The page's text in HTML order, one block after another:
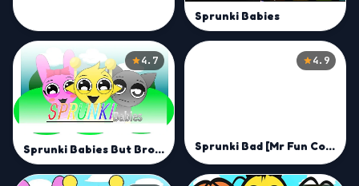
Sprunki Babies
4.7
Sprunki Babies But Broken Mod
4.9
Sprunki Bad [Mr Fun Computer]